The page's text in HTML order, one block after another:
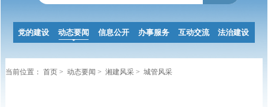
党的建设 动态要闻 信息公开 办事服务 互动交流 法治建设
当前位置： 首页> 动态要闻 > 湘建风采> 城管风采